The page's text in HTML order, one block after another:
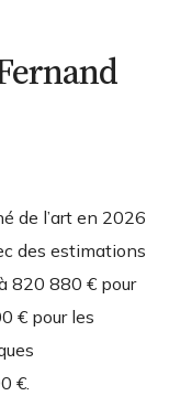
de l’art en 2026
des estimations
820 880 € pour
€ pour les
€.